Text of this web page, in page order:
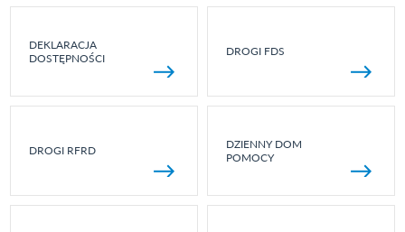
DEKLARACJA
DOSTĘPNOŚCI
DROGI FDS
DROGI RFRD
DZIENNY DOM
POMOCY